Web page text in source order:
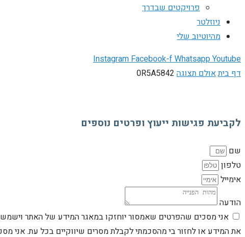
פרויקטים שבדרך
ניוזלטר
מהיוטיוב שלי
InstagramFacebook-fWhatsappYoutube
דף ביתאולם תצוגה 0R5A5842
לקביעת פגישות ייעוץ ופרטים נוספים
שם
טלפון
אימייל
הודעה
אני מסכים שהפרטים שאמסור יוחזקו במאגר המידע של האתר וישמשו
את המידע או לחזור בי מהסכמתי לקבלת מסרים שיווקיים בכל עת. אני